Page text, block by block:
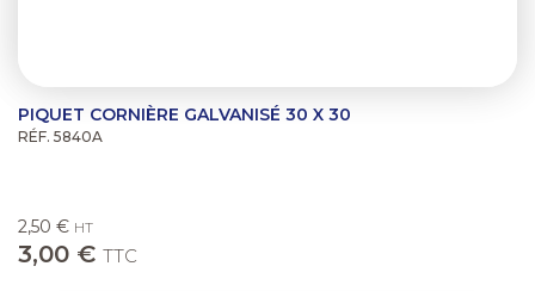
PIQUET CORNIÈRE GALVANISÉ 30 X 30
RÉF. 5840A
2,50 € HT
3,00 € TTC